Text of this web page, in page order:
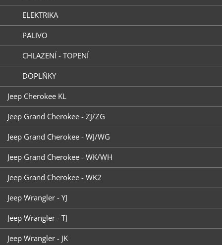
ELEKTRIKA
PALIVO
CHLAZENÍ - TOPENÍ
DOPLŇKY
Jeep Cherokee KL
Jeep Grand Cherokee - ZJ/ZG
Jeep Grand Cherokee - WJ/WG
Jeep Grand Cherokee - WK/WH
Jeep Grand Cherokee - WK2
Jeep Wrangler - YJ
Jeep Wrangler - TJ
Jeep Wrangler - JK